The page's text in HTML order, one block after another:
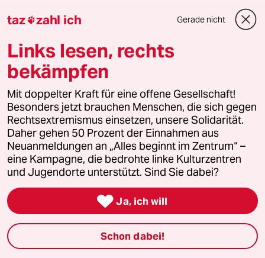
Mehr taz Lesestoff
taz FUTURZWEI
Le Monde diplomatique
taz Archiv
Mehr taz Angebote
taz zahl ich Gerade nicht
Links lesen, rechts
bekämpfen
Mit doppelter Kraft für eine offene Gesellschaft!
Besonders jetzt brauchen Menschen, die sich gegen
Rechtsextremismus einsetzen, unsere Solidarität.
Daher gehen 50 Prozent der Einnahmen aus
Neuanmeldungen an „Alles beginnt im Zentrum“ –
eine Kampagne, die bedrohte linke Kulturzentren
und Jugendorte unterstützt. Sind Sie dabei?
 Ja, ich will
Schon dabei!